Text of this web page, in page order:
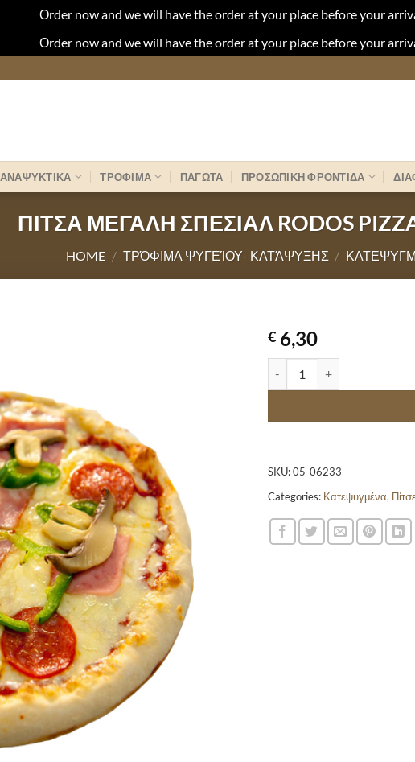
Οrder now and we will have the order at your place before your
Οrder now and we will have the order at your place before your
ΑΝΑΨΥΚΤΙΚΑ ΤΡΟΦΙΜΑ ΠΑΓΩΤΑ ΠΡΟΣΩΠΙΚΗ ΦΡΟΝΤΙΔΑ
ΠΙΤΣΑ ΜΕΓΑΛΗ ΣΠΕΣΙΑΛ RODOS
HOME / ΤΡΌΦΙΜΑ ΨΥΓΕΊΟΥ- ΚΑΤΆΨΥΞΗΣ /
€ 6,30
SKU:05-06233
Categories: Κατεψυγμένα,